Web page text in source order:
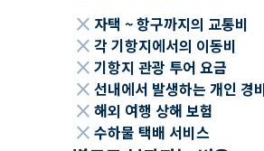
close 자택 ~ 항구까지의 교통비
close 각 기항지에서의 이동비
close 기항지 관광 투어 요금
close 선내에서 발생하는 개인
close 해외 여행 상해 보험
close 수하물 택배 서비스